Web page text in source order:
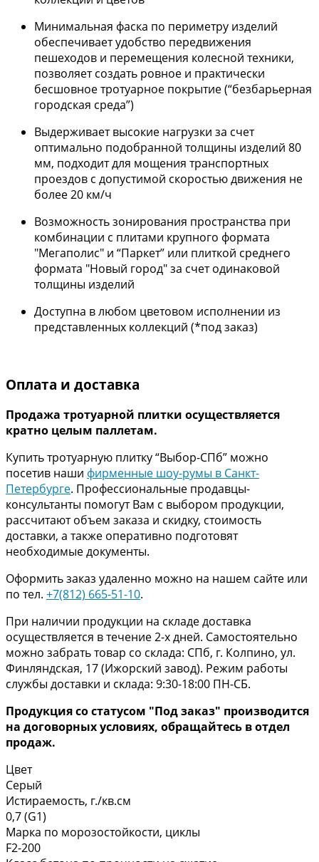
Минимальная фаска по периметру изделий
обеспечивает удобство передвижения
пешеходов и перемещения колесной техники,
позволяет создать ровное и практически
бесшовное тротуарное покрытие (“безбарьерная
городская среда”)
Выдерживает высокие нагрузки за счет
оптимально подобранной толщины изделий 80
мм, подходит для мощения транспортных
проездов с допустимой скоростью движения не
более 20 км/ч
Возможность зонирования пространства при
комбинации с плитами крупного формата
"Мегаполис" и “Паркет” или плиткой среднего
формата "Новый город" за счет одинаковой
толщины изделий
Доступна в любом цветовом исполнении из
представленных коллекций (*под заказ)
Оплата и доставка
Продажа тротуарной плитки осуществляется
кратно целым паллетам.
Купить тротуарную плитку “Выбор-СПб” можно
посетив наши фирменные шоу-румы в Санкт-
Петербурге. Профессиональные продавцы-
консультанты помогут Вам с выбором продукции,
рассчитают объем заказа и скидку, стоимость
доставки, а также оперативно подготовят
необходимые документы.
Оформить заказ удаленно можно на нашем сайте или
по тел. +7(812) 665-51-10.
При наличии продукции на складе доставка
осуществляется в течение 2-х дней. Самостоятельно
можно забрать товар со склада: СПб, г. Колпино, ул.
Финляндская, 17 (Ижорский завод). Режим работы
службы доставки и склада: 9:30-18:00 ПН-СБ.
Продукция со статусом "Под заказ" производится
на договорных условиях, обращайтесь в отдел
продаж.
Цвет
Серый
Истираемость, г./кв.см
0,7 (G1)
Марка по морозостойкости, циклы
F2-200